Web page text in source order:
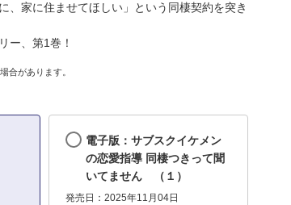
、家に住ませてほしい」という同棲契約を突き
ー、第1巻！
合があります。
電子版：サブスクイケメン
の恋愛指導 同棲つきって聞
いてません （１）
発売日：2025年11月04日